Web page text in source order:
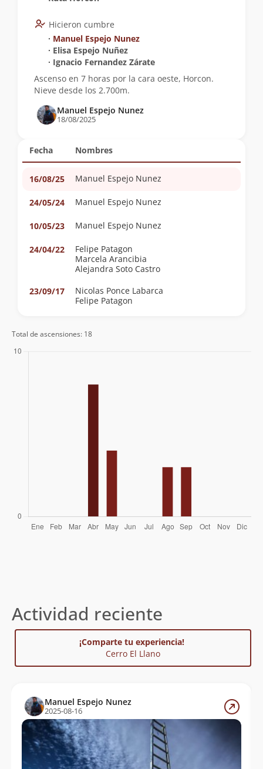
Fecha Nombres
16/08/25 Manuel Espejo Nunez
24/05/24 Manuel Espejo Nunez
10/05/23 Manuel Espejo Nunez
24/04/22
Felipe Patagon
Marcela Arancibia
Alejandra Soto Castro
23/09/17
Nicolas Ponce Labarca
Felipe Patagon
Hicieron cumbre
∙ Manuel Espejo Nunez
∙ Elisa Espejo Nuñez
∙ Ignacio Fernandez Zárate
Ascenso en 7 horas por la cara oeste, Horcon.
Nieve desde los 2.700m.
Manuel Espejo Nunez
18/08/2025
Total de ascensiones: 18
Actividad reciente
¡Comparte tu experiencia!
Cerro El Llano
Manuel Espejo Nunez
2025-08-16